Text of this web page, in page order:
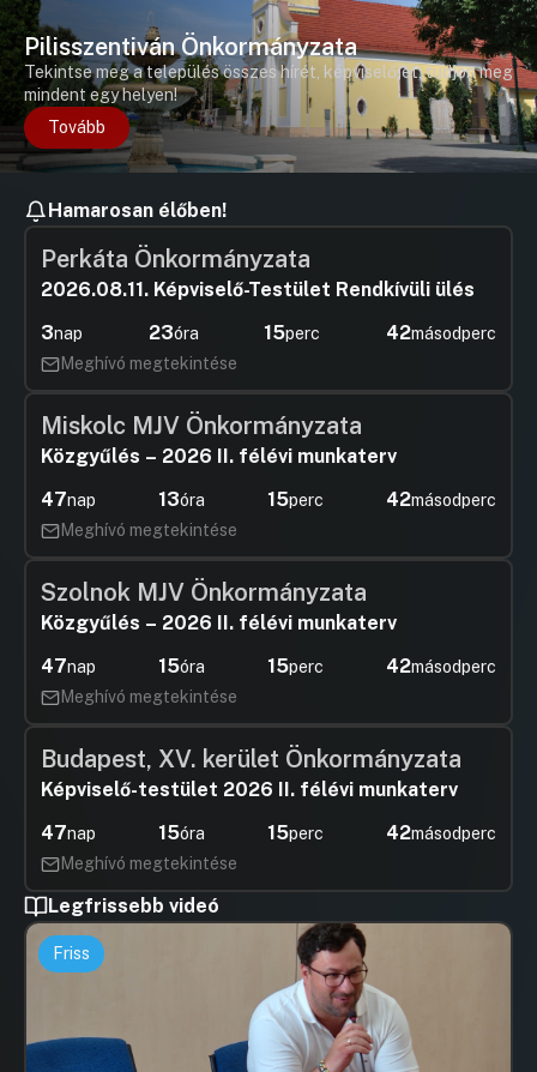
Pilisszentiván Önkormányzata
Tekintse meg a település összes hírét, képviselőjét, tudjon meg
mindent egy helyen!
Tovább
Hamarosan élőben!
Perkáta Önkormányzata
2026.08.11. Képviselő-Testület Rendkívüli ülés
3nap 23óra 15perc 42másodperc
Meghívó megtekintése
Miskolc MJV Önkormányzata
Közgyűlés – 2026 II. félévi munkaterv
47nap 13óra 15perc 42másodperc
Meghívó megtekintése
Szolnok MJV Önkormányzata
Közgyűlés – 2026 II. félévi munkaterv
47nap 15óra 15perc 42másodperc
Meghívó megtekintése
Budapest, XV. kerület Önkormányzata
Képviselő-testület 2026 II. félévi munkaterv
47nap 15óra 15perc 42másodperc
Meghívó megtekintése
Legfrissebb videó
Friss